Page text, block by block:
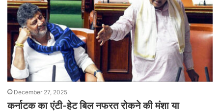
December 27, 2025
कर्नाटक का एंटी-हेट बिल नफरत रोकने की मंशा या